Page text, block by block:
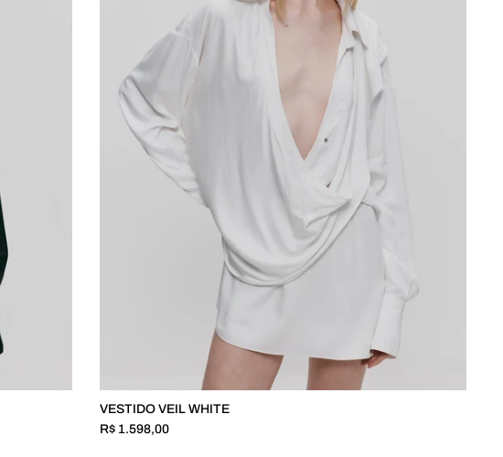
VESTIDO VEIL WHITE
R$ 1.598,00